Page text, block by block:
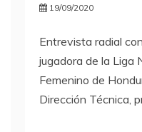
19/09/2020
Entrevista radial
jugadora de la Liga
Femenino de
Dirección Técnica,